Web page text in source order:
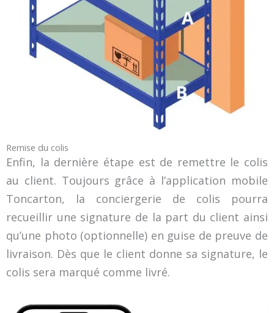
Remise du colis
Enfin, la dernière étape est de remettre le colis
au client. Toujours grâce à l’application mobile
Toncarton, la conciergerie de colis pourra
recueillir une signature de la part du client ainsi
qu’une photo (optionnelle) en guise de preuve de
livraison. Dès que le client donne sa signature, le
colis sera marqué comme livré.